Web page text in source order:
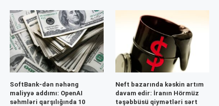
SoftBank-dən nəhəng
maliyyə addımı: OpenAI
səhmləri qarşılığında 10
Neft bazarında kəskin artım
davam edir: İranın Hörmüz
təşəbbüsü qiymətləri sərt